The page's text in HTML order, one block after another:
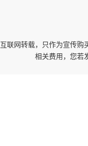
联网转载，只作为宣传
相关费用，您若